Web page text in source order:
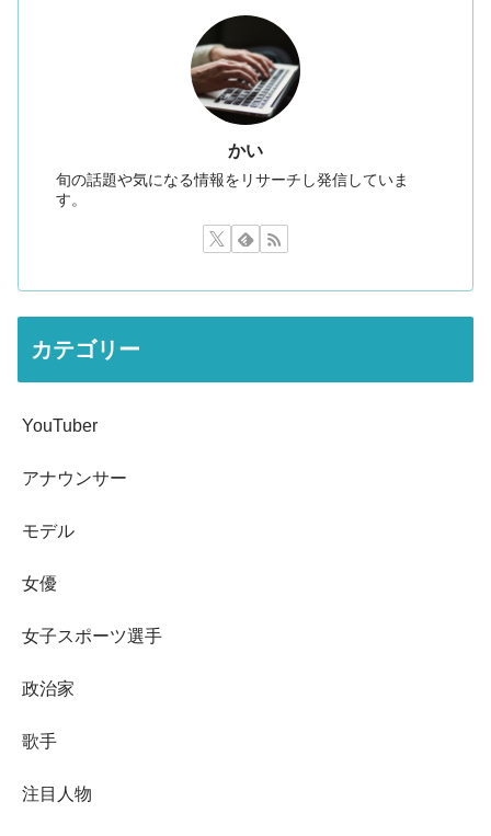
かい
旬の話題や気になる情報をリサーチし発信していま
す。
カテゴリー
YouTuber
アナウンサー
モデル
女優
女子スポーツ選手
政治家
歌手
注目人物